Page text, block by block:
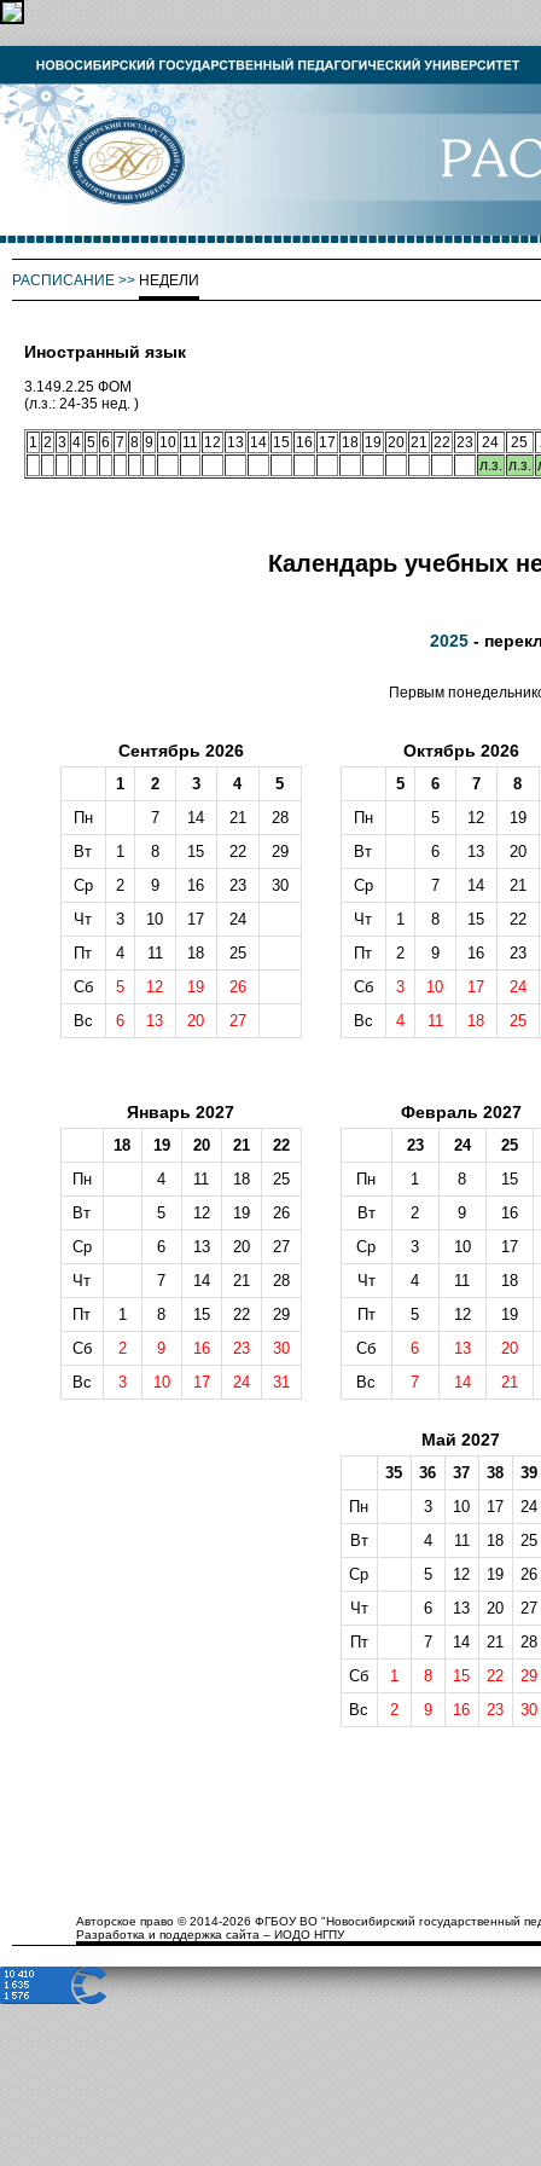
РАСПИСАНИЕ >> НЕДЕЛИ
Иностранный язык
3.149.2.25 ФОМ
(л.з.: 24-35 нед. )
1 2 3 4 5 6 7 8 9 10 11 12 13 14 15 16 17 18 19 20 21 22 23 24 25
л.з. л.з.
Календарь учебных
2025 -
Первым
Сентябрь 2026
1 2 3 4
5
Пн
7 14 21
28
Вт
1 8 15 22
29
Ср
2 9 16 23
30
Чт
3 10 17
24
Пт
4 11 18
25
Сб
5 12 19
26
Вс
6 13 20 27
Октябрь 2026
5 6 7
8
Пн
5 12
19
Вт
6 13
20
Ср
7 14
21
Чт
1 8 15
22
Пт
2 9 16
23
Сб
3 10 17
24
Вс
4 11 18 25
Январь 2027
18 19 20 21
22
Пн
4 11 18
25
Вт
5 12 19
26
Ср
6 13 20
27
Чт
7 14 21
28
Пт
1 8 15 22
29
Сб
2 9 16 23
30
Вс
3 10 17 24 31
Февраль 2027
23 24
25
Пн
1 8
15
Вт
2 9
16
Ср
3 10
17
Чт
4 11
18
Пт
5 12
19
Сб
6 13
20
Вс
7 14 21
Май 2027
35 36 37 38
39
Пн
3 10 17
24
Вт
4 11 18
25
Ср
5 12 19
26
Чт
6 13 20
27
Пт
7 14 21
28
Сб
1 8 15 22
29
Вс
2 9 16 23 30
Авторское право © 2014-2026 ФГБОУ ВО "Новосибирский государственный
Разработка и поддержка сайта – ИОДО НГПУ